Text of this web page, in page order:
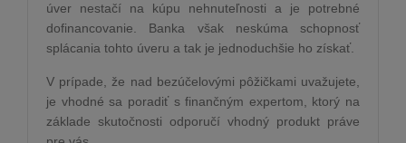
úver nestačí na kúpu nehnuteľnosti a je potrebné
dofinancovanie. Banka však neskúma schopnosť
splácania tohto úveru a tak je jednoduchšie ho získať.
V prípade, že nad bezúčelovými pôžičkami uvažujete,
je vhodné sa poradiť s finančným expertom, ktorý na
základe skutočnosti odporučí vhodný produkt práve